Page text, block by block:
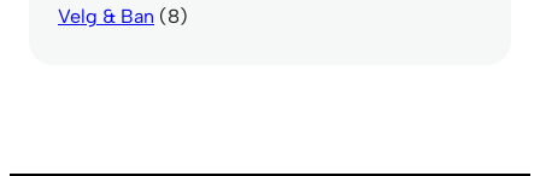
Velg & Ban (8)